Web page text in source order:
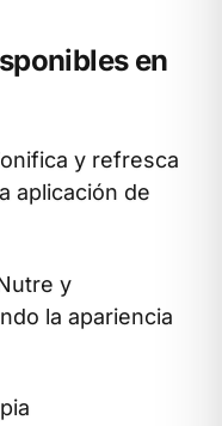
en
y refresca
aplicación de
y
la apariencia